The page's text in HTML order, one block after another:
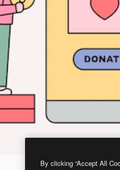
By clicking “Accept All